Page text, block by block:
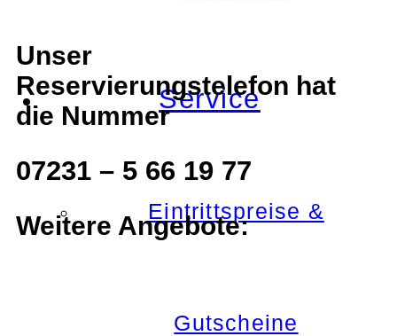
Service
Eintrittspreise &
Gutscheine
Unser
Reservierungstelefon hat
die Nummer
07231 – 5 66 19 77
Weitere Angebote: